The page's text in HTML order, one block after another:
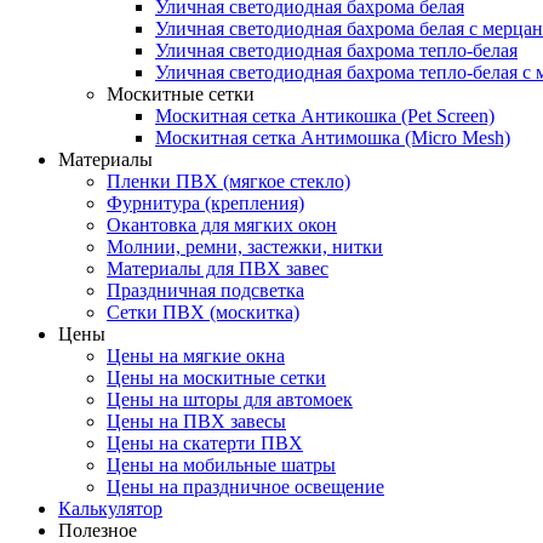
Уличная светодиодная бахрома белая
Уличная светодиодная бахрома белая с
Уличная светодиодная бахрома тепло-белая
Уличная светодиодная бахрома тепло-белая с
Москитные сетки
Москитная сетка Антикошка (Pet Screen)
Москитная сетка Антимошка (Micro Mesh)
Материалы
Пленки ПВХ (мягкое стекло)
Фурнитура (крепления)
Окантовка для мягких окон
Молнии, ремни, застежки, нитки
Материалы для ПВХ завес
Праздничная подсветка
Сетки ПВХ (москитка)
Цены
Цены на мягкие окна
Цены на москитные сетки
Цены на шторы для автомоек
Цены на ПВХ завесы
Цены на скатерти ПВХ
Цены на мобильные шатры
Цены на праздничное освещение
Калькулятор
Полезное